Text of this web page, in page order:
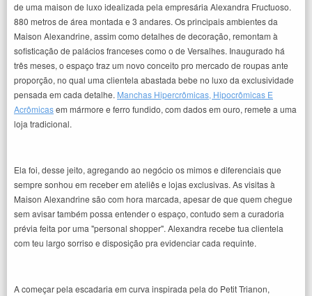
de uma maison de luxo idealizada pela empresária Alexandra Fructuoso.
880 metros de área montada e 3 andares. Os principais ambientes da
Maison Alexandrine, assim como detalhes de decoração, remontam à
sofisticação de palácios franceses como o de Versalhes. Inaugurado há
três meses, o espaço traz um novo conceito pro mercado de roupas ante
proporção, no qual uma clientela abastada bebe no luxo da exclusividade
pensada em cada detalhe. Manchas Hipercrômicas, Hipocrômicas E
Acrômicasem mármore e ferro fundido, com dados em ouro, remete a uma
loja tradicional.
Ela foi, desse jeito, agregando ao negócio os mimos e diferenciais que
sempre sonhou em receber em ateliês e lojas exclusivas. As visitas à
Maison Alexandrine são com hora marcada, apesar de que quem chegue
sem avisar também possa entender o espaço, contudo sem a curadoria
prévia feita por uma "personal shopper". Alexandra recebe tua clientela
com teu largo sorriso e disposição pra evidenciar cada requinte.
A começar pela escadaria em curva inspirada pela do Petit Trianon,